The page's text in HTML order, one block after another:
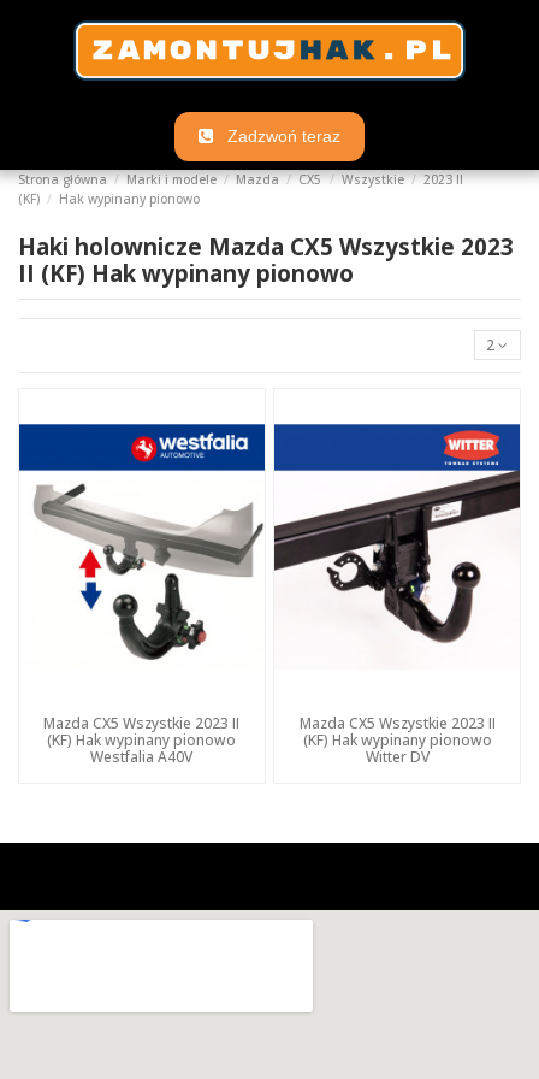
Zadzwoń teraz
Strona główna Marki i modele Mazda CX5 Wszystkie
2023 II
(KF)
Hak wypinany pionowo
Haki holownicze Mazda CX5 Wszystkie 2023
II (KF) Hak wypinany pionowo
2
Mazda CX5 Wszystkie 2023 II
(KF) Hak wypinany pionowo
Westfalia A40V
Mazda CX5 Wszystkie 2023 II
(KF) Hak wypinany pionowo
Witter DV